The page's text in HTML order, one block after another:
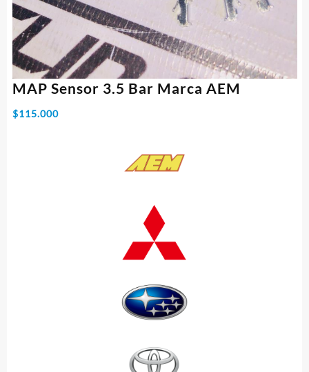
MAP Sensor 3.5 Bar Marca AEM
$115.000